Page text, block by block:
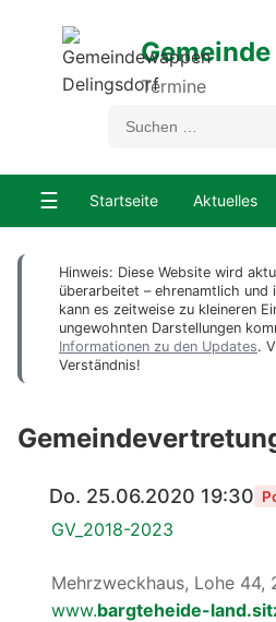
Termine
☰ Startseite Aktuelles
Hinweis: Diese Website wird
überarbeitet – ehrenamtlich und
kann es zeitweise zu kleineren
ungewohnten Darstellungen
Informationen zu den Updates.
Verständnis!
Do. 25.06.2020 19:30
GV_2018-2023
Mehrzweckhaus, Lohe 44,
www.bargteheide-